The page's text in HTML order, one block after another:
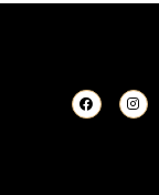
F
a
c
I
n
s